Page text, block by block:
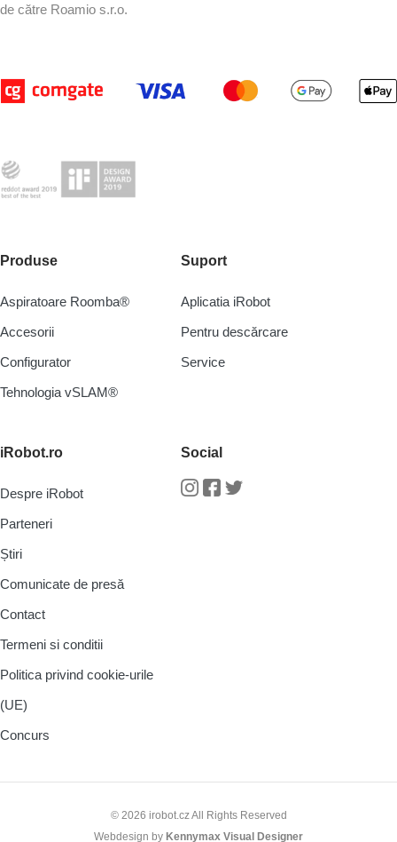
de către Roamio s.r.o.
Produse
Aspiratoare Roomba®
Accesorii
Configurator
Tehnologia vSLAM®
Suport
Aplicatia iRobot
Pentru descărcare
Service
iRobot.ro
Despre iRobot
Parteneri
Știri
Comunicate de presă
Contact
Termeni si conditii
Politica privind cookie-urile
(UE)
Concurs
Social
InstagramFacebook
© 2026 irobot.cz All Rights Reserved
Webdesign by Kennymax Visual Designer